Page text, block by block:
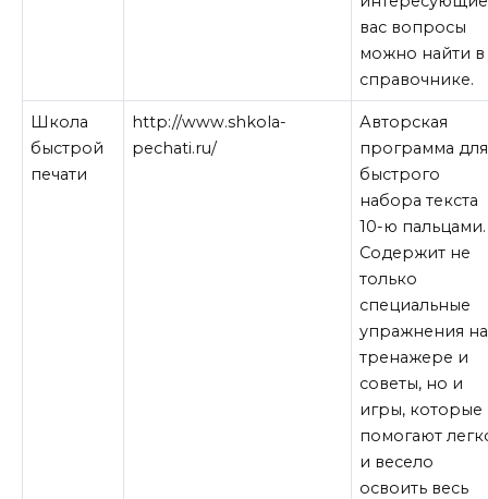
вас вопросы
можно найти в
справочнике.
Школа
быстрой
печати
http://www.shkola-
pechati.ru/
Авторская
программа для
быстрого
набора текста
10-ю пальцами.
Содержит не
только
специальные
упражнения на
тренажере и
советы, но и
игры, которые
помогают
и весело
освоить весь